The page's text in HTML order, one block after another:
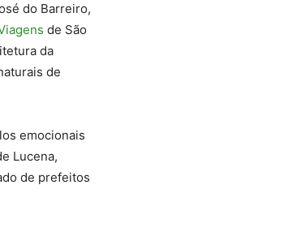
do Barreiro,
de São
da
de
emocionais
Lucena,
de prefeitos